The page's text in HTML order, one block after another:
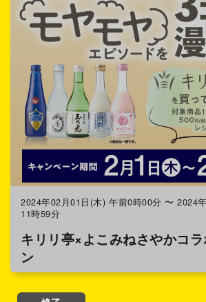
2024年02月01日(木) 午前0時00分 〜 2024
11時59分
キリリ亭×よこみねさやかコ
ン